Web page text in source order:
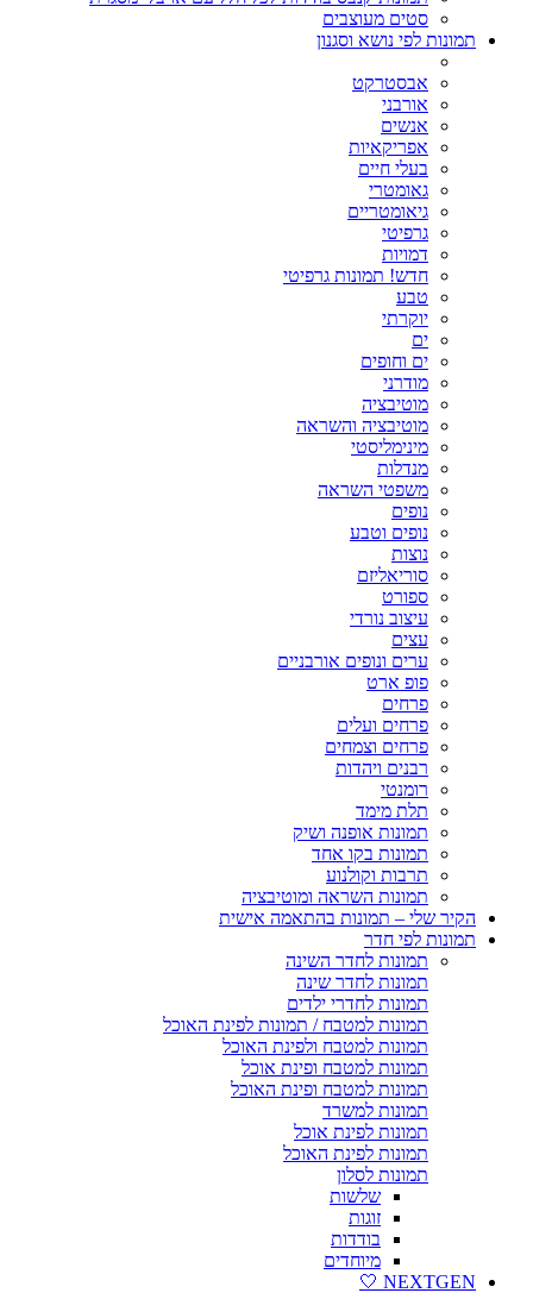
סטים מעוצבים
תמונות לפי נושא וסגנון
אבסטרקט
אורבני
אנשים
אפריקאיות
בעלי חיים
גאומטרי
גיאומטריים
גרפיטי
דמויות
חדש! תמונות גרפיטי
טבע
יוקרתי
ים
ים וחופים
מודרני
מוטיבציה
מוטיבציה והשראה
מינימליסטי
מנדלות
משפטי השראה
נופים
נופים וטבע
נוצות
סוריאליזם
ספורט
עיצוב נורדי
עצים
ערים ונופים אורבניים
פופ ארט
פרחים
פרחים ועלים
פרחים וצמחים
רבנים ויהדות
רומנטי
תלת מימד
תמונות אופנה ושיק
תמונות בקו אחד
תרבות וקולנוע
תמונות השראה ומוטיבציה
הקיר שלי – תמונות בהתאמה אישית
תמונות לפי חדר
תמונות לחדר השינה
תמונות לחדר שינה
תמונות לחדרי ילדים
תמונות למטבח / תמונות לפינת האוכל
תמונות למטבח ולפינת האוכל
תמונות למטבח ופינת אוכל
תמונות למטבח ופינת האוכל
תמונות למשרד
תמונות לפינת אוכל
תמונות לפינת האוכל
תמונות לסלון
שלשות
זוגות
בודדות
מיוחדים
NEXTGEN 🤍